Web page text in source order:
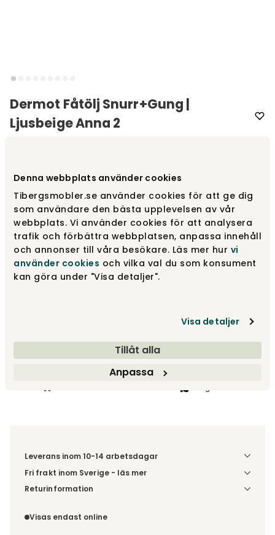
Denna webbplats använder cookies
Tibergsmobler.se använder cookies för att ge dig
som användare den bästa upplevelsen av vår
webbplats. Vi använder cookies för att analysera
trafik och förbättra webbplatsen, anpassa innehåll
och annonser till våra besökare. Läs mer hur vi
använder cookies och vilka val du som konsument
kan göra under "Visa detaljer".
Visa detaljer
Tillåt alla
Anpassa
Dermot Fåtölj Snurr+Gung |
Ljusbeige Anna 2
Välj typ av benFåtölj med snurr- och gungfunktion
Fåtölj med snurr- och gungfunktion
Fåtölj med fasta ben
Lägg i varukorg
Leverans inom 10-14 arbetsdagar
Fri frakt inom Sverige - läs mer
Denna vara skickas till din port/tomtgräns. Innan leverans
ordern tillsammans.
Returinformation
order, enligtdistansavtalslagen.
Visas endast online